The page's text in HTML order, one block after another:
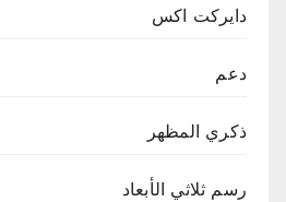
دايركت اكس
دعم
ذكري المظهر
رسم ثلاثي الأبعاد